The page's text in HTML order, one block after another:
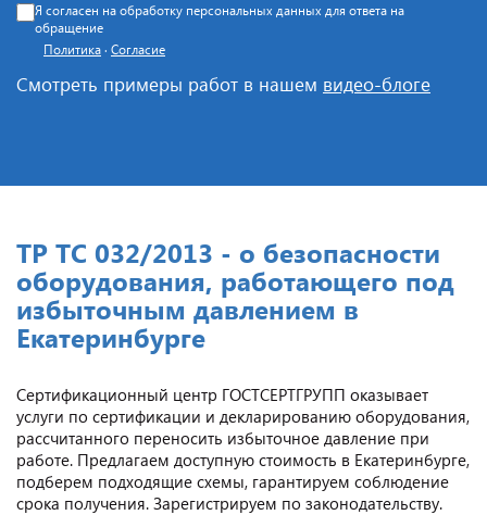
Я согласен на обработку персональных данных для ответа на
обращение
Политика · Согласие
Смотреть примеры работ в нашем видео-блоге
ТР ТС 032/2013 - о безопасности
оборудования, работающего под
избыточным давлением в
Екатеринбурге
Сертификационный центр ГОСТСЕРТГРУПП оказывает
услуги по сертификации и декларированию оборудования,
рассчитанного переносить избыточное давление при
работе. Предлагаем доступную стоимость в Екатеринбурге,
подберем подходящие схемы, гарантируем соблюдение
срока получения. Зарегистрируем по законодательству.